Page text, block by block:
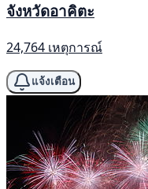
จังหวัดอาคิตะ
24,764 เหตุการณ์
แจ้งเตือน